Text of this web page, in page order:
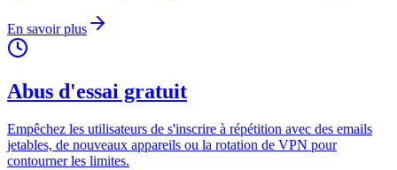
En savoir plus
Abus d'essai gratuit
Empêchez les utilisateurs de s'inscrire à répétition avec des emails
jetables, de nouveaux appareils ou la rotation de VPN pour
contourner les limites.